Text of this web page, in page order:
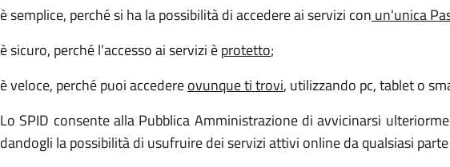
è semplice, perché si ha la possibilità di accedere ai servizi con un'unica
è sicuro, perché l’accesso ai servizi èprotetto;
è veloce, perché puoi accedereovunque ti trovi, utilizzando pc, tablet o
Lo SPID consente alla Pubblica Amministrazione di avvicinarsi
dandogli la possibilità di usufruire dei servizi attivi online da qualsiasi